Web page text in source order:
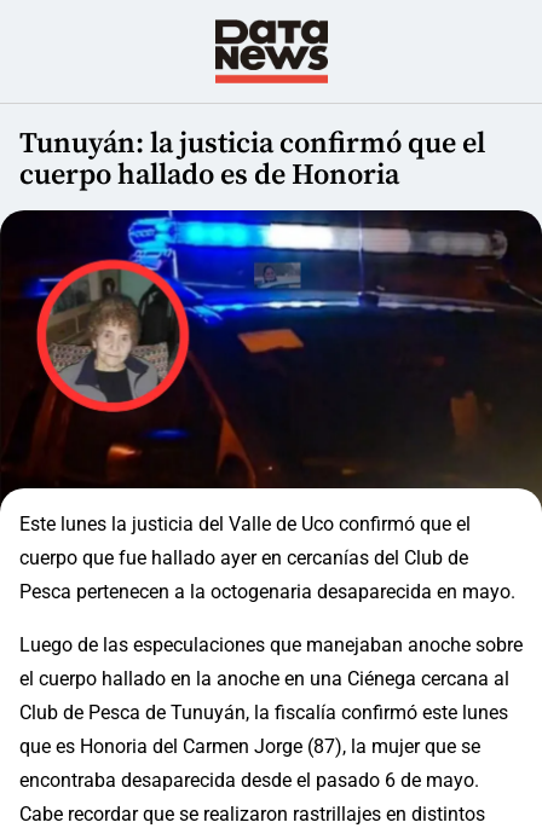
Tunuyán: la justicia confirmó que el
cuerpo hallado es de Honoria
Este lunes la justicia del Valle de Uco confirmó que el
cuerpo que fue hallado ayer en cercanías del Club de
Pesca pertenecen a la octogenaria desaparecida en mayo.
Luego de las especulaciones que manejaban anoche sobre
el cuerpo hallado en la anoche en una Ciénega cercana al
Club de Pesca de Tunuyán, la fiscalía confirmó este lunes
que es Honoria del Carmen Jorge (87), la mujer que se
encontraba desaparecida desde el pasado 6 de mayo.
Cabe recordar que se realizaron rastrillajes en distintos